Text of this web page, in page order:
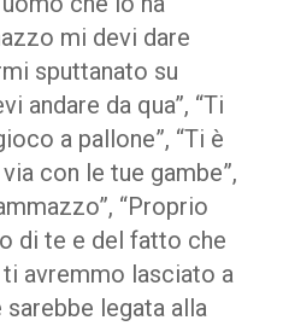
mi devi dare
sputtanato su
andare da qua”, “Ti
a pallone”, “Ti è
con le tue gambe”,
“Proprio
di te e del fatto che
avremmo lasciato a
sarebbe legata alla